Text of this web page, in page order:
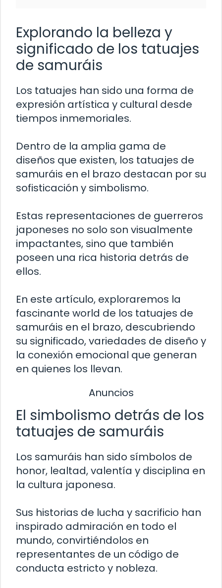
Explorando la belleza y
significado de los tatuajes
de samuráis
Los tatuajes han sido una forma de
expresión artística y cultural desde
tiempos inmemoriales.
Dentro de la amplia gama de
diseños que existen, los tatuajes de
samuráis en el brazo destacan por su
sofisticación y simbolismo.
Estas representaciones de guerreros
japoneses no solo son visualmente
impactantes, sino que también
poseen una rica historia detrás de
ellos.
En este artículo, exploraremos la
fascinante world de los tatuajes de
samuráis en el brazo, descubriendo
su significado, variedades de diseño y
la conexión emocional que generan
en quienes los llevan.
Anuncios
El simbolismo detrás de los
tatuajes de samuráis
Los samuráis han sido símbolos de
honor, lealtad, valentía y disciplina en
la cultura japonesa.
Sus historias de lucha y sacrificio han
inspirado admiración en todo el
mundo, convirtiéndolos en
representantes de un código de
conducta estricto y nobleza.